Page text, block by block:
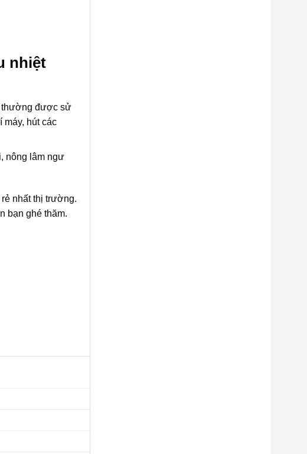
nhiệt
thường được sử
máy, hút các
nông lâm ngư
nhất thị trường.
bạn ghé thăm.